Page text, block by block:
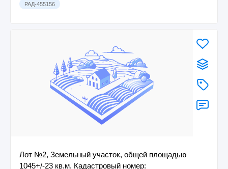
РАД-455156
Лот №2, Земельный участок, общей площадью
1045+/-23 кв.м. Кадастровый номер: